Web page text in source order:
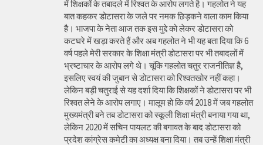
में शिक्षकों के तबादले में रिश्वत के आरोप लगते है। गहलोत ने यह
बात कहकर डोटासरा के जले पर नमक छिड़कने वाला काम किया
है। भाजपा के नेता आज तक इस मुद्दे को लेकर डोटासरा को
कटघरे में खड़ा करते हैं और अब गहलोत ने भी यह बता दिया कि 6
वर्ष पहले मेरी सरकार के शिक्षा मंत्री डोटासरा पर भी तबादलों में
भ्रष्टाचार के आरोप लगे थे। चूंकि गहलोत चतुर राजनीतिज्ञ है,
इसलिए स्वयं की जुबान से डोटासरा को रिश्वतखोर नहीं कहा।
लेकिन बड़ी चतुराई से यह दर्शा दिया कि शिक्षकों ने डोटासरा पर भी
रिश्वत लेने के आरोप लगाए। मालूम हो कि वर्ष 2018 में जब गहलोत
मुख्यमंत्री बने तब डोटासरा को स्कूली शिक्षा मंत्री बनाया गया था,
लेकिन 2020 में सचिन पायलट की बगावत के बाद डोटासरा को
प्रदेश कांग्रेस कमेटी का अध्यक्ष बना दिया। तब उन्हें शिक्षा मंत्री